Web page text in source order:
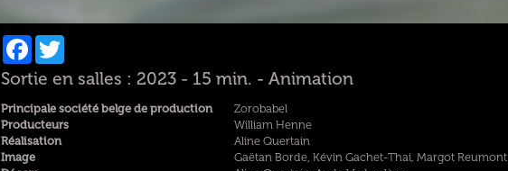
Facebook
Sortie en salles : 2023 - 15 min. - Animation
Principale société belge de production
Zorobabel
Producteurs
William Henne
Réalisation
Aline Quertain
Image
Gaëtan Borde, Kévin Gachet-Thai, Margot Reumont